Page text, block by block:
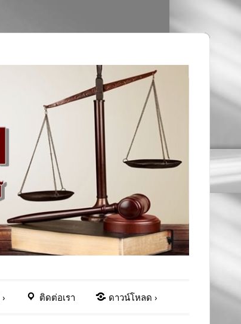
› ติดต่อเรา ดาวน์โหลด ›